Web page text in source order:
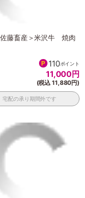
佐藤畜産＞米沢牛 焼肉
110ポイント
11,000円
(税込 11,880円)
宅配の承り期間外です